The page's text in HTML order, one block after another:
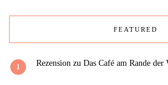
FEATURED
1 Rezension zu Das Café am Rande